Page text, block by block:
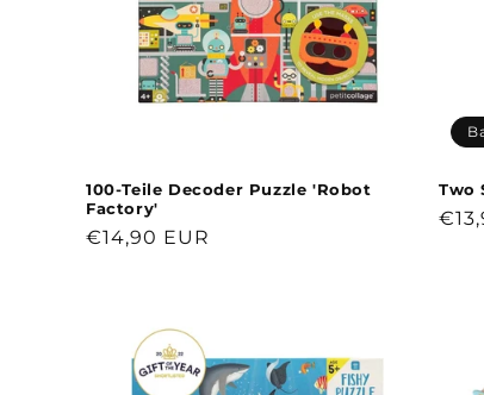
100-Teile Decoder Puzzle 'Robot
Factory'
Normaler
€14,90 EUR
Two